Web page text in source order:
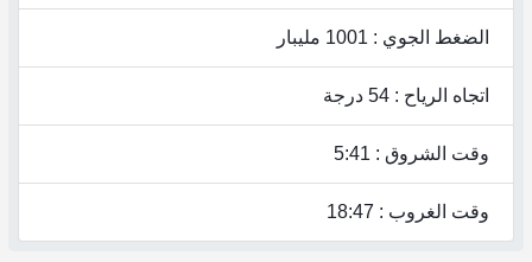
الضغط الجوي : 1001 مليبار
اتجاه الرياح : 54 درجة
وقت الشروق : 5:41
وقت الغروب : 18:47